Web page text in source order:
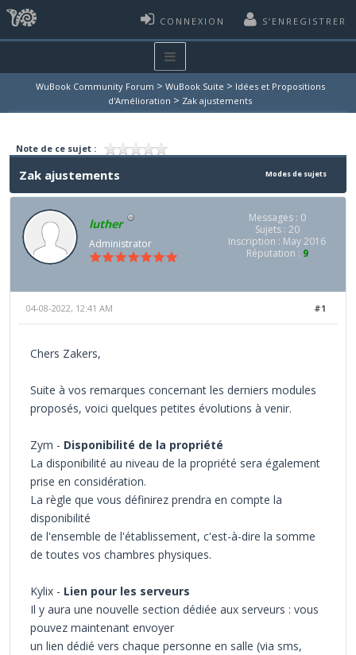
CONNEXION S’ENREGISTRER
WuBook Community Forum > WuBook Suite > Idées et Propositions
d'Amélioration > Zak ajustements
Note de ce sujet :
Modes de sujets
Zak ajustements
luther
Administrator
Messages : 0
Sujets : 20
Inscription : May 2016
Réputation : 9
#1
04-08-2022, 12:41 AM
Chers Zakers,
Suite à vos remarques concernant les derniers modules
proposés, voici quelques petites évolutions à venir.
Zym - Disponibilité de la propriété
La disponibilité au niveau de la propriété sera également
prise en considération.
La règle que vous définirez prendra en compte la
disponibilité
de l'ensemble de l'établissement, c'est-à-dire la somme
de toutes vos chambres physiques.
Kylix - Lien pour les serveurs
Il y aura une nouvelle section dédiée aux serveurs : vous
pouvez maintenant envoyer
un lien dédié vers chaque personne en salle (via sms,